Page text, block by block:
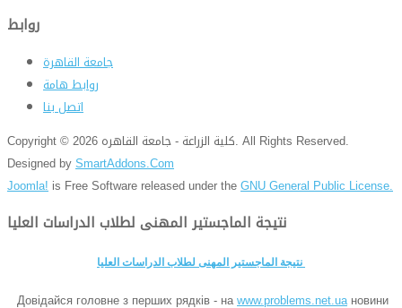
روابط
جامعة القاهرة
روابط هامة
اتصل بنا
Copyright © 2026 كلية الزراعة - جامعة القاهره. All Rights Reserved.
Designed bySmartAddons.Com
Joomla! is Free Software released under theGNU General Public License.
نتيجة الماجستير المهنى لطلاب الدراسات العليا
Довідайся головне з перших рядків - наwww.problems.net.uaновини